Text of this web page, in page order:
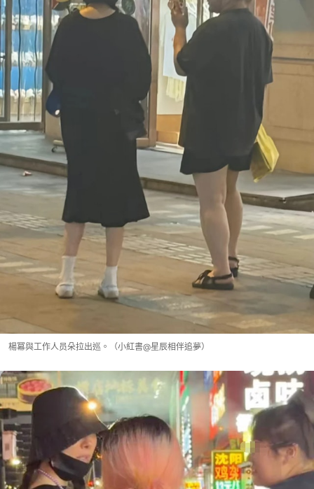
楊冪與工作人员朵拉出巡。（小紅書@星辰相伴追夢）